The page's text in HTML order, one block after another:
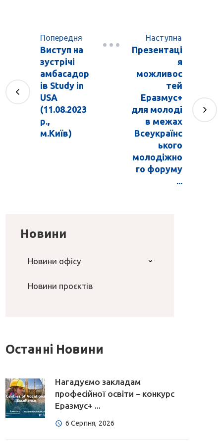
Попередня
Виступ на
зустрічі
амбасадор
ів Study in
USA
(11.08.2023
р.,
м.Київ)
Наступна
Презентаці
я
можливос
тей
Еразмус+
для молоді
в межах
Всеукраїнс
ького
молодіжно
го форуму
...
Новини
Новини офісу
Новини проєктів
Останні Новини
Нагадуємо закладам
професійної освіти – конкурс
Еразмус+ ...
6 Серпня, 2026